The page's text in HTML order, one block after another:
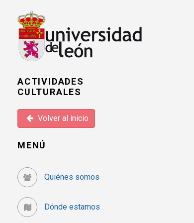
ACTIVIDADES
CULTURALES
Volver al inicio
MENÚ
Quiénes somos
Dónde estamos